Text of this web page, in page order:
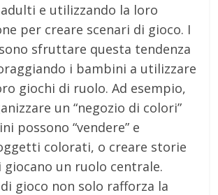
e utilizzando la loro
per creare scenari di gioco. I
sfruttare questa tendenza
i bambini a utilizzare
giochi di ruolo. Ad esempio,
un “negozio di colori”
possono “vendere” e
colorati, o creare storie
giocano un ruolo centrale.
gioco non solo rafforza la